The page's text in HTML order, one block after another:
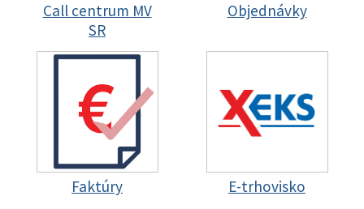
Call centrum MV
SR
Objednávky
Faktúry E-trhovisko